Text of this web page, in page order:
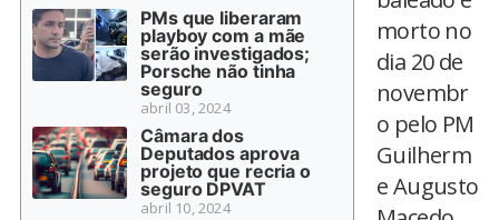
PMs que liberaram
playboy com a mãe
serão investigados;
Porsche não tinha
seguro
abril 03, 2024
Câmara dos
Deputados aprova
projeto que recria o
seguro DPVAT
abril 10, 2024
morto no
dia 20 de
novembr
o pelo PM
Guilherm
e Augusto